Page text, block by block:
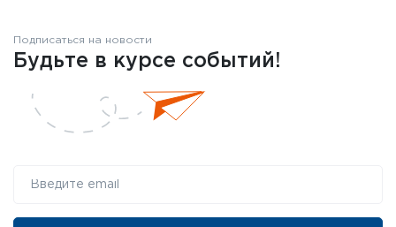
Подписаться на новости
Будьте в курсе событий!